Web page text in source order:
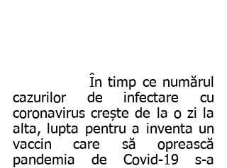
             În timp ce numărul
cazurilor de infectare cu
coronavirus crește de la o zi la
alta, lupta pentru a inventa un
vaccin care să oprească
pandemia de Covid-19 s-a